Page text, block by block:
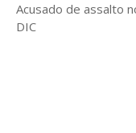
Acusado de assalto
DIC